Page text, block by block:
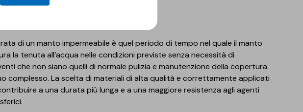
danni.
di un manto impermeabile è quel periodo di tempo nel quale il manto
la tenuta all’acqua nelle condizioni previste senza necessità di
che non siano quelli di normale pulizia e manutenzione della copertura
complesso. La scelta di materiali di alta qualità e correttamente applicati
a una durata più lunga e a una maggiore resistenza agli agenti